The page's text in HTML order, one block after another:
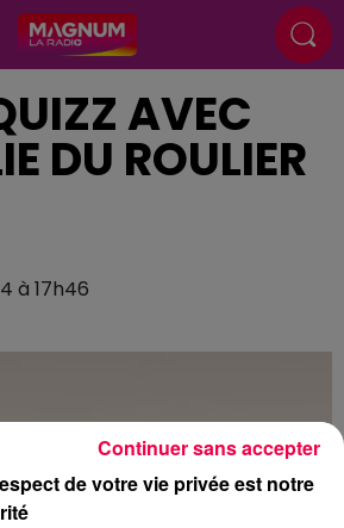
AVEC
DU ROULIER
à 17h46
de votre vie privée est notre
Continuer sans accepter